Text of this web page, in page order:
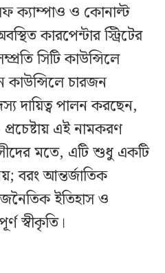
ক্যাম্পাও ও কোনাল্ট
কারপেন্টার স্ট্রিটের
সিটি কাউন্সিলে
কাউন্সিলে চারজন
দায়িত্ব পালন করছেন,
এই নামকরণ
মতে, এটি শুধু একটি
বরং আন্তর্জাতিক
ইতিহাস ও
স্বীকৃতি।